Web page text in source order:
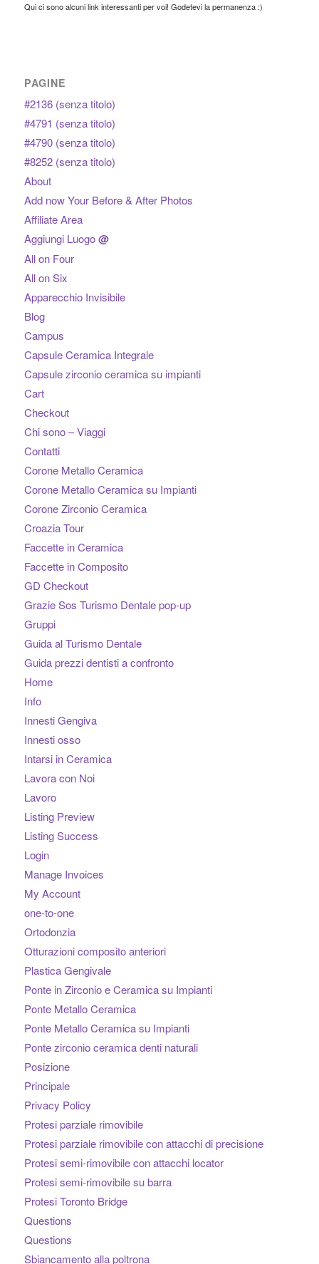
Qui ci sono alcuni link interessanti per voi! Godetevi la permanenza :)
PAGINE
#2136 (senza titolo)
#4791 (senza titolo)
#4790 (senza titolo)
#8252 (senza titolo)
About
Add now Your Before & After Photos
Affiliate Area
Aggiungi Luogo@
All on Four
All on Six
Apparecchio Invisibile
Blog
Campus
Capsule Ceramica Integrale
Capsule zirconio ceramica su impianti
Cart
Checkout
Chi sono – Viaggi
Contatti
Corone Metallo Ceramica
Corone Metallo Ceramica su Impianti
Corone Zirconio Ceramica
Croazia Tour
Faccette in Ceramica
Faccette in Composito
GD Checkout
Grazie Sos Turismo Dentale pop-up
Gruppi
Guida al Turismo Dentale
Guida prezzi dentisti a confronto
Home
Info
Innesti Gengiva
Innesti osso
Intarsi in Ceramica
Lavora con Noi
Lavoro
Listing Preview
Listing Success
Login
Manage Invoices
My Account
one-to-one
Ortodonzia
Otturazioni composito anteriori
Plastica Gengivale
Ponte in Zirconio e Ceramica su Impianti
Ponte Metallo Ceramica
Ponte Metallo Ceramica su Impianti
Ponte zirconio ceramica denti naturali
Posizione
Principale
Privacy Policy
Protesi parziale rimovibile
Protesi parziale rimovibile con attacchi di precisione
Protesi semi-rimovibile con attacchi locator
Protesi semi-rimovibile su barra
Protesi Toronto Bridge
Questions
Questions
Sbiancamento alla poltrona